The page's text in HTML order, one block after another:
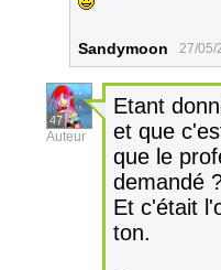
Sandymoon 27/05/
47
Auteur
Etant
et que
que le
demandé
Et c'était
ton.